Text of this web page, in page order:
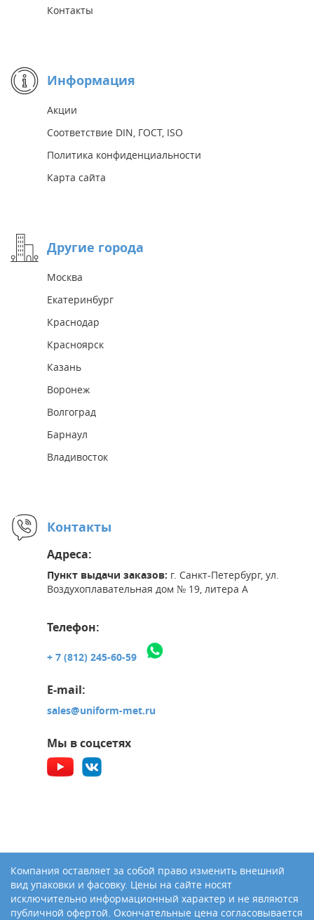
Контакты
Информация
Акции
Соответствие DIN, ГОСТ, ISO
Политика конфиденциальности
Карта сайта
Другие города
Москва
Екатеринбург
Краснодар
Красноярск
Казань
Воронеж
Волгоград
Барнаул
Владивосток
Контакты
Адреса:
Пункт выдачи заказов: г. Санкт-Петербург, ул.
Воздухоплавательная дом № 19, литера А
Телефон:
+ 7 (812) 245-60-59
E-mail:
sales@uniform-met.ru
Мы в соцсетях
Компания оставляет за собой право изменить внешний
вид упаковки и фасовку. Цены на сайте носят
исключительно информационный характер и не являются
публичной офертой. Окончательные цена согласовывается